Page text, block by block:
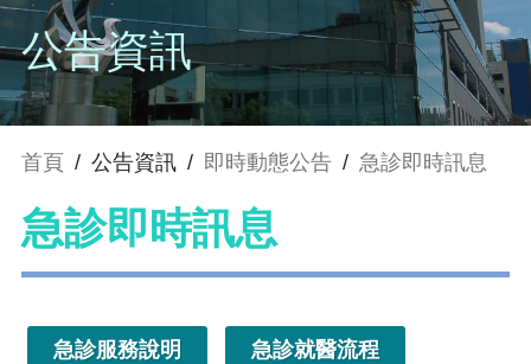
公告資訊
首頁 / 公告資訊 / 即時動態公告 / 急診即時訊息
急診即時訊息
急診服務說明 急診就醫流程